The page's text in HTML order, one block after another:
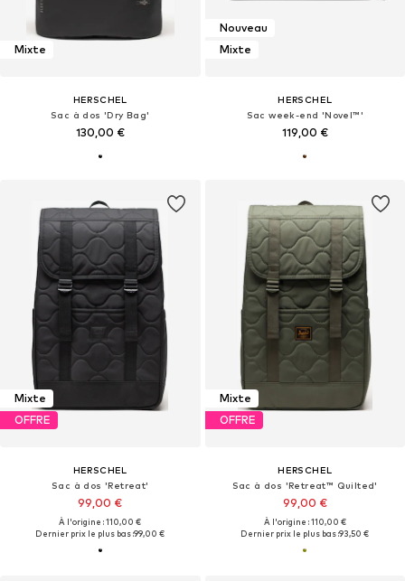
Mixte
HERSCHEL
Sac à dos 'Dry Bag'
130,00 €
Nouveau
Mixte
HERSCHEL
Sac week-end 'Novel™'
119,00 €
Mixte
OFFRE
HERSCHEL
Sac à dos 'Retreat'
99,00 €
À l'origine : 110,00 €
Dernier prix le plus bas :99,00 €
Mixte
OFFRE
HERSCHEL
Sac à dos 'Retreat™ Quilted'
99,00 €
À l'origine : 110,00 €
Dernier prix le plus bas :93,50 €